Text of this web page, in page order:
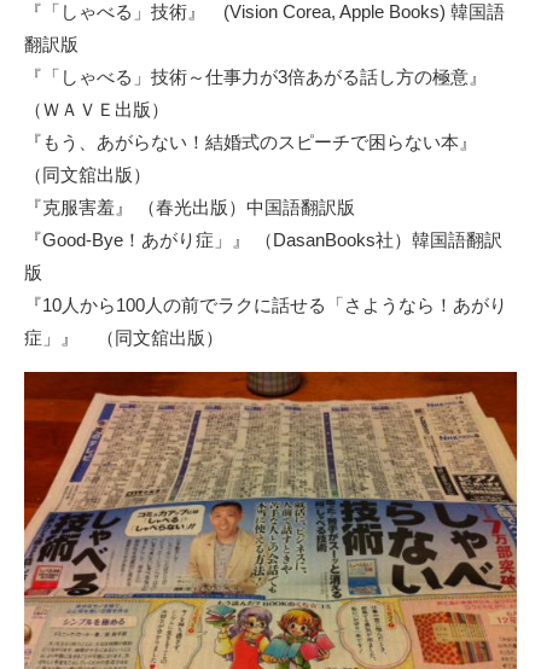
『「しゃべる」技術』 (Vision Corea, Apple Books) 韓国語
翻訳版
『「しゃべる」技術～仕事力が3倍あがる話し方の極意』
（ＷＡＶＥ出版）
『もう、あがらない！結婚式のスピーチで困らない本』
（同文舘出版）
『克服害羞』
（春光出版）中国語翻訳版
『Good-Bye！あがり症」』
（DasanBooks社）韓国語翻訳
版
『10人から100人の前でラクに話せる「さようなら！あがり
症」』
（同文舘出版）